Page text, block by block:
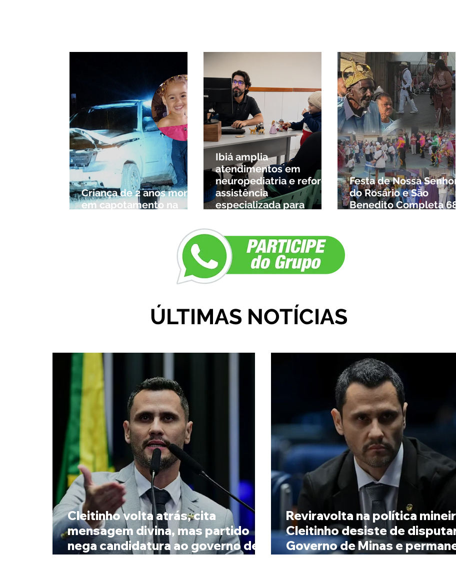
Criança de 2 anos morre
em capotamento na
Ibiá amplia
atendimentos em
neuropediatria e reforça
assistência
especializada para
região
Festa de Nossa
do Rosário e São
Benedito Completa 68
ÚLTIMAS NOTÍCIAS
Cleitinho volta atrás, cita
mensagem divina, mas partido
nega candidatura ao governo de
Reviravolta na política
Cleitinho desiste de
Governo de Minas e